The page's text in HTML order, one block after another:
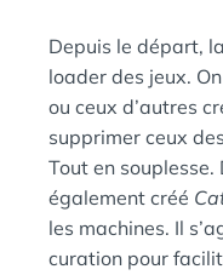
Depuis le départ,
loader des jeux.
ou ceux d’autres
supprimer ceux
Tout en
également créé
les machines. Il
curation pour